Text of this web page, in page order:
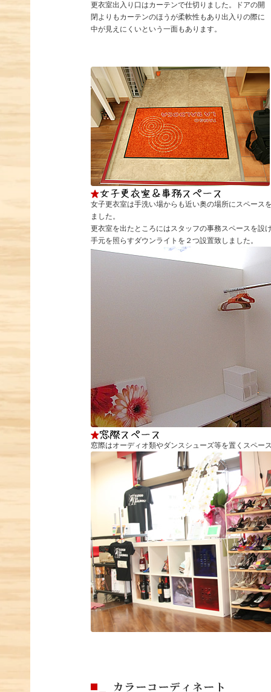
更衣室出入り口はカーテンで仕切りました。ドアの開
閉よりもカーテンのほうが柔軟性もあり出入りの際に
中が見えにくいという一面もあります。
女子更衣室は手洗い場からも近い奥の場所にスペース
ました。
更衣室を出たところにはスタッフの事務スペースを設
手元を照らすダウンライトを２つ設置致しました。
窓際はオーディオ類やダンスシューズ等を置くスペー